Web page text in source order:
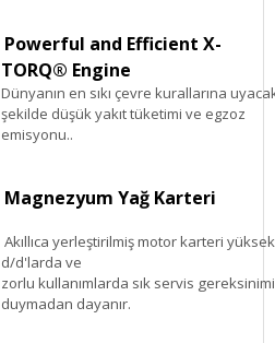
Powerful and Efficient X-
TORQ® Engine
Dünyanın en sıkı çevre kurallarına
şekilde düşük yakıt tüketimi ve egzoz
emisyonu..
Magnezyum Yağ Karteri
Akıllıca yerleştirilmiş motor karteri yüksek
d/d'larda ve
zorlu kullanımlarda sık servis gereksinimi
duymadan dayanır.